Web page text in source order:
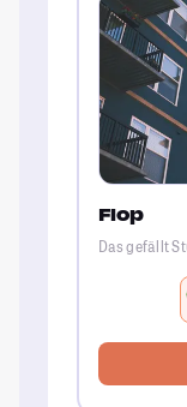
Flop
Das gefällt